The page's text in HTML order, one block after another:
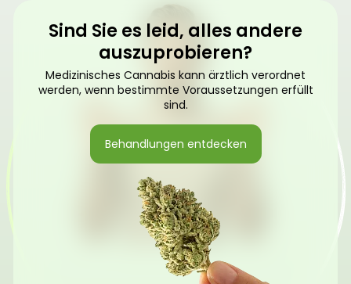
Sind Sie es leid, alles andere
auszuprobieren?
Medizinisches Cannabis kann ärztlich verordnet
werden, wenn bestimmte Voraussetzungen erfüllt
sind.
Behandlungen entdecken